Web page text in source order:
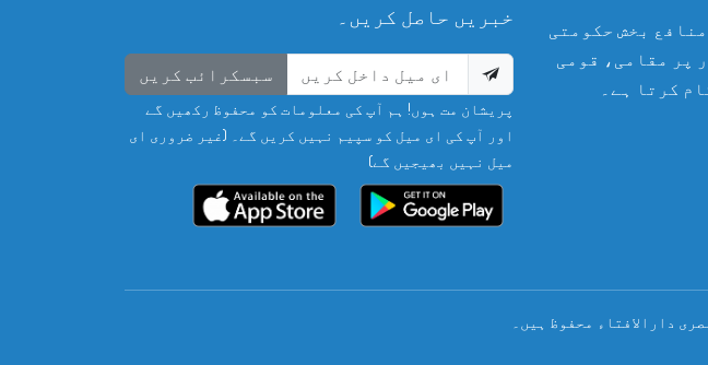
بخش حکومتی
پر مقامی، قومی
کرتا ہے۔
خبریں حاصل کریں۔
سبسکرائب کریں
پریشان مت ہوں! ہم آپ کی معلومات کو محفوظ رکھیں گے
اور آپ کی ای میل کو سپیم نہیں کریں گے۔ (غیر ضروری ای
میل نہیں بھیجیں گے)